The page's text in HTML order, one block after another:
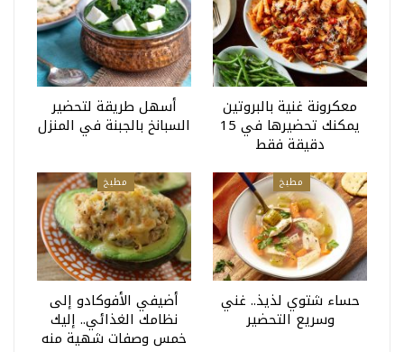
معكرونة غنية بالبروتين
يمكنك تحضيرها في 15
دقيقة فقط
أسهل طريقة لتحضير
السبانخ بالجبنة في المنزل
مطبخ
حساء شتوي لذيذ.. غني
وسريع التحضير
مطبخ
أضيفي الأفوكادو إلى
نظامك الغذائي.. إليك
خمس وصفات شهية منه